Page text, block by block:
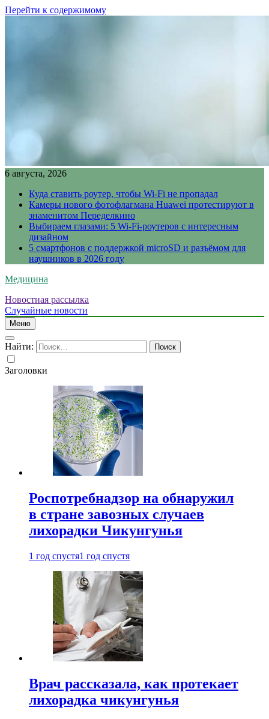
Перейти к содержимому
6 августа, 2026
Куда ставить роутер, чтобы Wi-Fi не пропадал
Камеры нового фотофлагмана Huawei протестируют в
знаменитом Переделкино
Выбираем глазами: 5 Wi-Fi-роутеров с интересным
дизайном
5 смартфонов с поддержкой microSD и разъёмом для
наушников в 2026 году
Медицина
Новостная рассылка
Случайные новости
Меню
Найти:
Заголовки
Роспотребнадзор на обнаружил
в стране завозных случаев
лихорадки Чикунгунья
1 год спустя1 год спустя
Врач рассказала, как протекает
лихорадка чикунгунья